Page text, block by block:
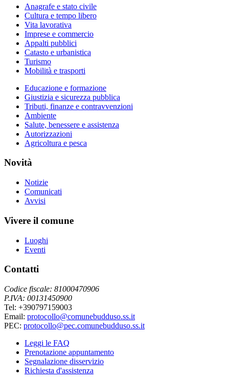
Anagrafe e stato civile
Cultura e tempo libero
Vita lavorativa
Imprese e commercio
Appalti pubblici
Catasto e urbanistica
Turismo
Mobilità e trasporti
Educazione e formazione
Giustizia e sicurezza pubblica
Tributi, finanze e contravvenzioni
Ambiente
Salute, benessere e assistenza
Autorizzazioni
Agricoltura e pesca
Novità
Notizie
Comunicati
Avvisi
Vivere il comune
Luoghi
Eventi
Contatti
Codice fiscale: 81000470906
P.IVA: 00131450900
Tel: +390797159003
Email: protocollo@comunebudduso.ss.it
PEC: protocollo@pec.comunebudduso.ss.it
Leggi le FAQ
Prenotazione appuntamento
Segnalazione disservizio
Richiesta d'assistenza